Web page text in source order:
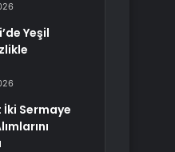
Yeşil
İki Sermaye